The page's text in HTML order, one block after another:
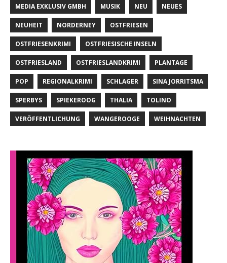
MEDIA EXKLUSIV GMBH MUSIK NEU NEUES
NEUHEIT NORDERNEY OSTFRIESEN
OSTFRIESENKRIMI OSTFRIESISCHE INSELN
OSTFRIESLAND OSTFRIESLANDKRIMI PLANTAGE
POP REGIONALKRIMI SCHLAGER SINA JORRITSMA
SPERBYS SPIEKEROOG THALIA TOLINO
VERÖFFENTLICHUNG WANGEROOGE WEIHNACHTEN